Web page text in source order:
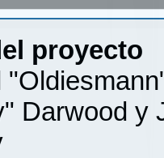
proyecto
Darwood y